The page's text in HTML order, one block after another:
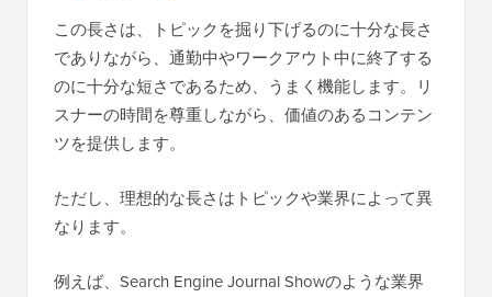
この長さは、トピックを掘り下げるのに十分な長さ
でありながら、通勤中やワークアウト中に終了する
のに十分な短さであるため、うまく機能します。リ
スナーの時間を尊重しながら、価値のあるコンテン
ツを提供します。
ただし、理想的な長さはトピックや業界によって異
なります。
例えば、Search Engine Journal Showのような業界